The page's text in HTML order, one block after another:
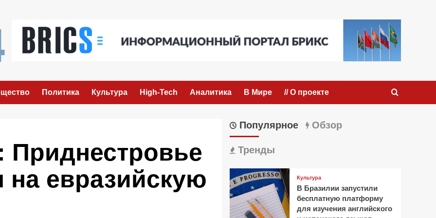
Политика Культура High-Tech Аналитика В Мире // О проекте
Приднестровье
на евразийскую
Популярное Обзор
Тренды
Культура
В Бразилии запустили
бесплатную платформу
для изучения английского